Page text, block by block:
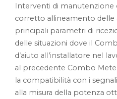
Interventi di manutenzione
corretto allineamento delle
principali parametri di
delle situazioni dove il
d’aiuto all’installatore nel
al precedente Combo
la compatibilità con i
alla misura della potenza